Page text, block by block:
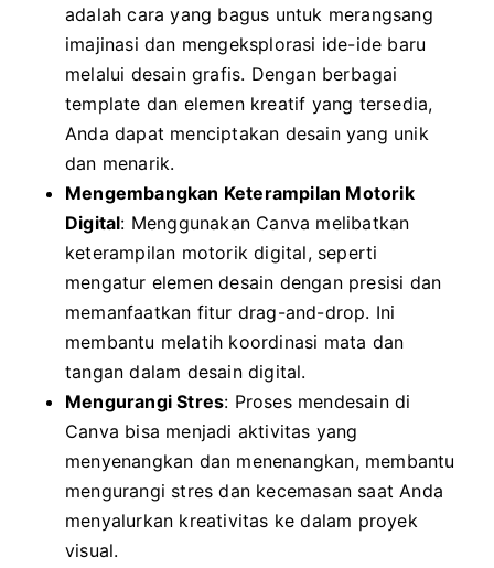
adalah cara yang bagus untuk merangsang
imajinasi dan mengeksplorasi ide-ide baru
melalui desain grafis. Dengan berbagai
template dan elemen kreatif yang tersedia,
Anda dapat menciptakan desain yang unik
dan menarik.
Mengembangkan Keterampilan Motorik
Digital: Menggunakan Canva melibatkan
keterampilan motorik digital, seperti
mengatur elemen desain dengan presisi dan
memanfaatkan fitur drag-and-drop. Ini
membantu melatih koordinasi mata dan
tangan dalam desain digital.
Mengurangi Stres: Proses mendesain di
Canva bisa menjadi aktivitas yang
menyenangkan dan menenangkan, membantu
mengurangi stres dan kecemasan saat Anda
menyalurkan kreativitas ke dalam proyek
visual.